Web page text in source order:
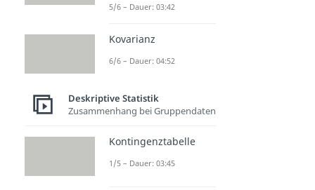
5/6 – Dauer: 03:42
Kovarianz
6/6 – Dauer: 04:52
Deskriptive Statistik
Zusammenhang bei Gruppendaten
Kontingenztabelle
1/5 – Dauer: 03:45